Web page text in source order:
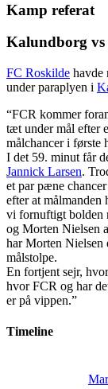
Kamp referat
Kalundborg vs
FC Roskilde havde
under paraplyen i
“FCR kommer
tæt under mål efter
målchancer i første
I det 59. minut får
Jannick Larsen.
et par pæne
efter at målmanden
vi fornuftigt bolden
og Morten Nielsen
har Morten Nielsen
målstolpe.
En fortjent sejr,
hvor FCR og har
er på vippen.”
Timeline